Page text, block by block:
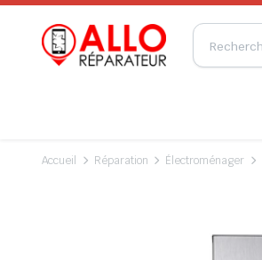
Accueil Réparation Électroménager